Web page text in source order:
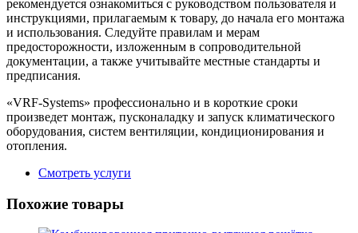
рекомендуется ознакомиться с руководством пользователя и
инструкциями, прилагаемым к товару, до начала его монтажа
и использования. Следуйте правилам и мерам
предосторожности, изложенным в сопроводительной
документации, а также учитывайте местные стандарты и
предписания.
«VRF-Systems» профессионально и в короткие сроки
произведет монтаж, пусконаладку и запуск климатического
оборудования, систем вентиляции, кондиционирования и
отопления.
Смотреть услуги
Похожие товары